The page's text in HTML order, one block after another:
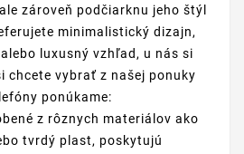
zároveň podčiarknu jeho štýl
minimalistický dizajn,
luxusný vzhľad, u nás si
chcete vybrať z našej ponuky
ponúkame:
z rôznych materiálov ako
tvrdý plast, poskytujú